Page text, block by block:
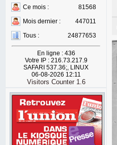
Ce mois :
81568
Mois dernier :
447011
Tous :
24877653
En ligne : 436
Votre IP : 216.73.217.9
SAFARI 537.36;, LINUX
06-08-2026 12:11
Visitors Counter 1.6